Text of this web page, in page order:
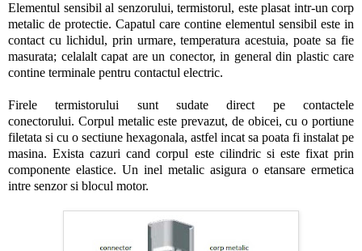
Elementul sensibil al senzorului, termistorul, este plasat intr-un corp
metalic de protectie. Capatul care contine elementul sensibil este in
contact cu lichidul, prin urmare, temperatura acestuia, poate sa fie
masurata; celalalt capat are un conector, in general din plastic care
contine terminale pentru contactul electric.
Firele termistorului sunt sudate direct pe contactele
conectorului. Corpul metalic este prevazut, de obicei, cu o portiune
filetata si cu o sectiune hexagonala, astfel incat sa poata fi instalat pe
masina. Exista cazuri cand corpul este cilindric si este fixat prin
componente elastice. Un inel metalic asigura o etansare ermetica
intre senzor si blocul motor.